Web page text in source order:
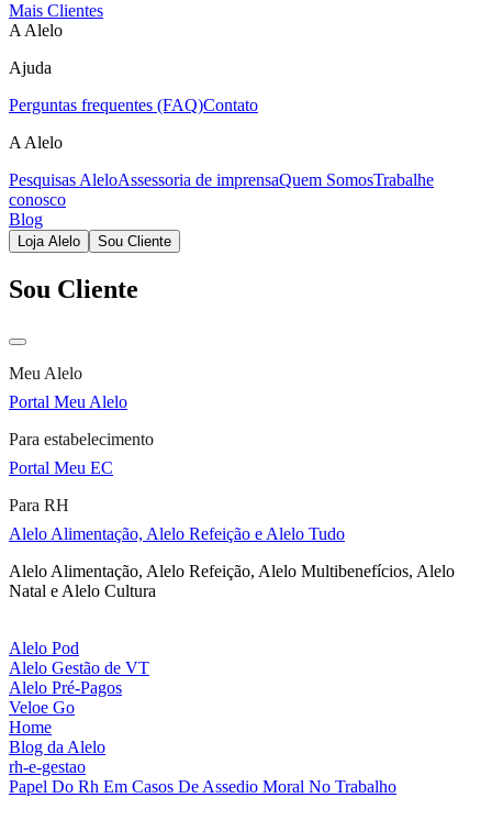
Mais Clientes
A Alelo
Ajuda
Perguntas frequentes (FAQ)Contato
A Alelo
Pesquisas AleloAssessoria de imprensaQuem SomosTrabalhe
conosco
Blog
Loja Alelo Sou Cliente
Sou Cliente
Meu Alelo
Portal Meu Alelo
Para estabelecimento
Portal Meu EC
Para RH
Alelo Alimentação, Alelo Refeição e Alelo Tudo
Alelo Alimentação, Alelo Refeição, Alelo Multibenefícios, Alelo
Natal e Alelo Cultura
Alelo Pod
Alelo Gestão de VT
Alelo Pré-Pagos
Veloe Go
Home
Blog da Alelo
rh-e-gestao
Papel Do Rh Em Casos De Assedio Moral No Trabalho